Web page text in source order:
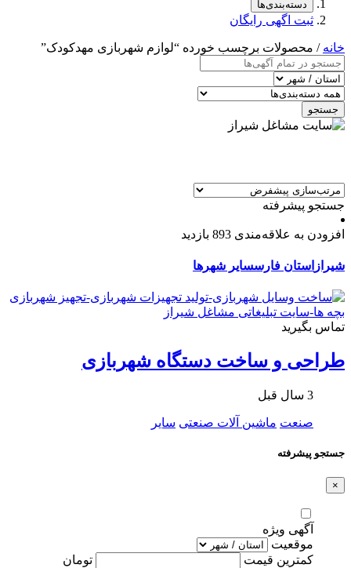
دسته‌بندی‌ها
ثبت اگهی رایگان
خانه / محصولات برچسب خورده “لوازم شهربازی مهدکودک”
جستجو
جستجو پیشرفته
افزودن به علاقه‌مندی 893 بازدید
شیراز استان فارسسایر شهرها
تماس بگیرید
طراحی و ساخت دستگاه شهربازی
3 سال قبل
صنعت ماشین آلات صنعتی سایر
جستجو پیشرفته
×
آگهی ویژه
موقعیت
کمترین قیمت
تومان